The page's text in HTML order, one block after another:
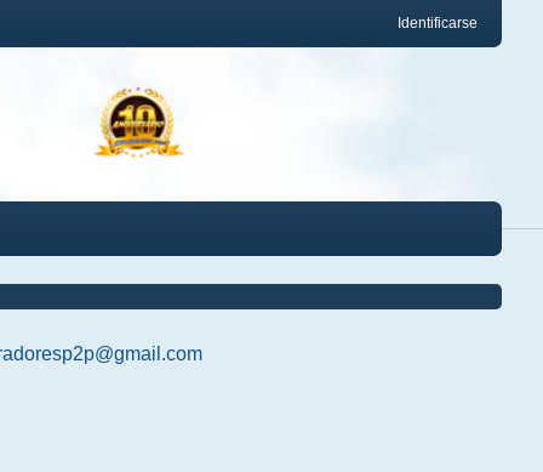
Identificarse